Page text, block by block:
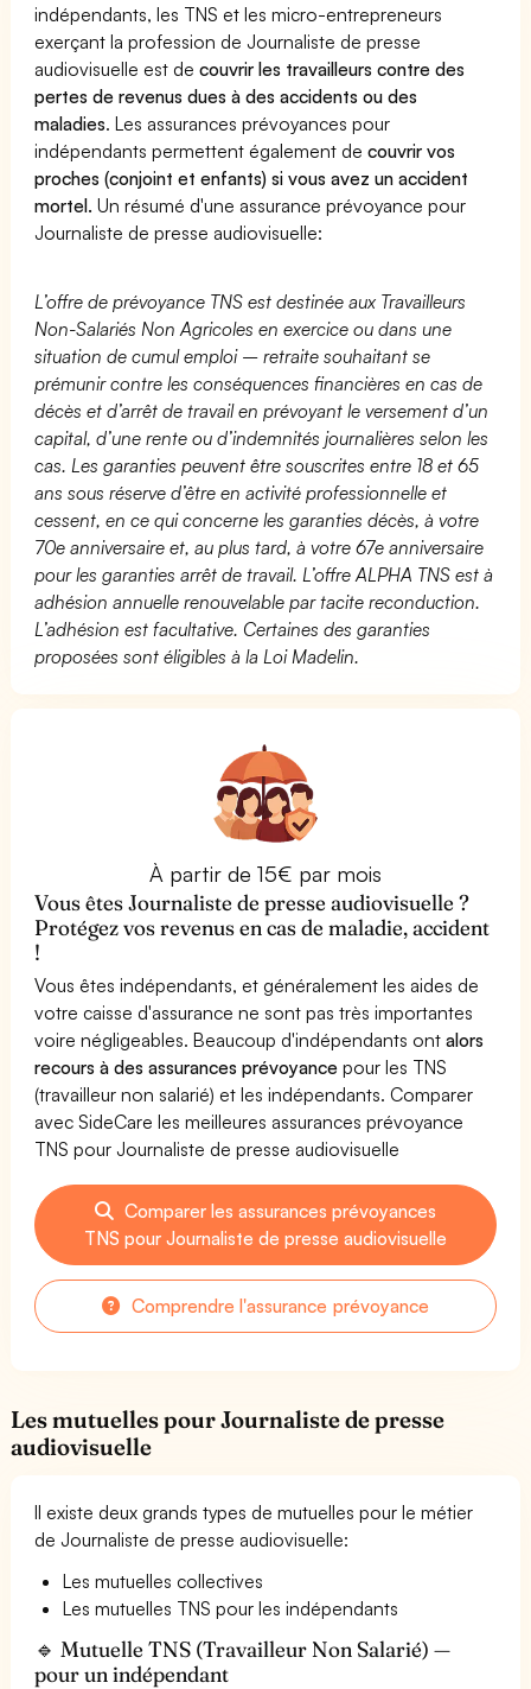
indépendants, les TNS et les micro-entrepreneurs
exerçant la profession de Journaliste de presse
audiovisuelle est decouvrir les travailleurs contre des
pertes de revenus dues à des accidents ou des
maladies. Les assurances prévoyances pour
indépendants permettent également decouvrir vos
proches (conjoint et enfants) si vous avez un accident
mortel. Un résumé d'une assurance prévoyance pour
Journaliste de presse audiovisuelle:
L’offre de prévoyance TNS est destinée aux Travailleurs
Non-Salariés Non Agricoles en exercice ou dans une
situation de cumul emploi – retraite souhaitant se
prémunir contre les conséquences financières en cas de
décès et d’arrêt de travail en prévoyant le versement d’un
capital, d’une rente ou d’indemnités journalières selon les
cas. Les garanties peuvent être souscrites entre 18 et 65
ans sous réserve d’être en activité professionnelle et
cessent, en ce qui concerne les garanties décès, à votre
70e anniversaire et, au plus tard, à votre 67e anniversaire
pour les garanties arrêt de travail. L’offre ALPHA TNS est à
adhésion annuelle renouvelable par tacite reconduction.
L’adhésion est facultative. Certaines des garanties
proposées sont éligibles à la Loi Madelin.
À partir de 15€ par mois
Vous êtes Journaliste de presse audiovisuelle ?
Protégez vos revenus en cas de maladie, accident
!
Vous êtes indépendants, et généralement les aides de
votre caisse d'assurance ne sont pas très importantes
voire négligeables. Beaucoup d'indépendants ontalors
recours à des assurances prévoyance pour les TNS
(travailleur non salarié) et les indépendants. Comparer
avec SideCare les meilleures assurances prévoyance
TNS pour Journaliste de presse audiovisuelle
Comparer les assurances prévoyances
TNS pour Journaliste de presse audiovisuelle
Comprendre l'assurance prévoyance
Les mutuelles pour Journaliste de presse
audiovisuelle
Il existe deux grands types de mutuelles pour le métier
de Journaliste de presse audiovisuelle:
Les mutuelles collectives
Les mutuelles TNS pour les indépendants
🔹 Mutuelle TNS (Travailleur Non Salarié) —
pour un indépendant